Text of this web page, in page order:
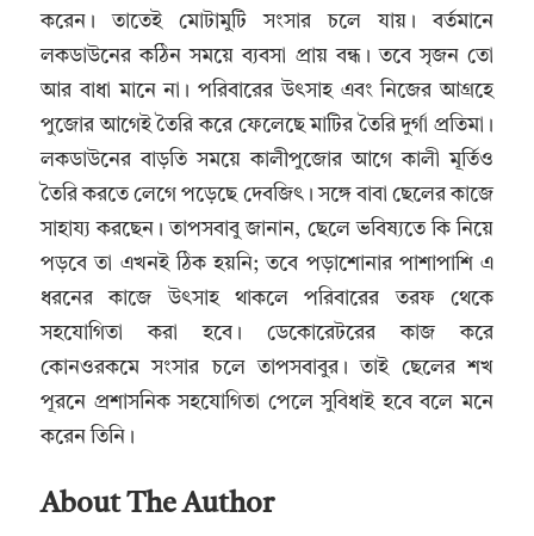
করেন। তাতেই মোটামুটি সংসার চলে যায়। বর্তমানে
লকডাউনের কঠিন সময়ে ব্যবসা প্রায় বন্ধ। তবে সৃজন তো
আর বাধা মানে না। পরিবারের উৎসাহ এবং নিজের আগ্রহে
পুজোর আগেই তৈরি করে ফেলেছে মাটির তৈরি দুর্গা প্রতিমা।
লকডাউনের বাড়তি সময়ে কালীপুজোর আগে কালী মূর্তিও
তৈরি করতে লেগে পড়েছে দেবজিৎ। সঙ্গে বাবা ছেলের কাজে
সাহায্য করছেন। তাপসবাবু জানান, ছেলে ভবিষ্যতে কি নিয়ে
পড়বে তা এখনই ঠিক হয়নি; তবে পড়াশোনার পাশাপাশি এ
ধরনের কাজে উৎসাহ থাকলে পরিবারের তরফ থেকে
সহযোগিতা করা হবে। ডেকোরেটরের কাজ করে
কোনওরকমে সংসার চলে তাপসবাবুর। তাই ছেলের শখ
পূরনে প্রশাসনিক সহযোগিতা পেলে সুবিধাই হবে বলে মনে
করেন তিনি।
About The Author